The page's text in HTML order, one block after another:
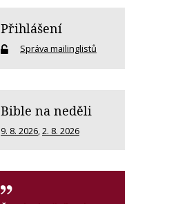
Přihlášení
Správa mailinglistů
Bible na neděli
9. 8. 2026 2. 8. 2026